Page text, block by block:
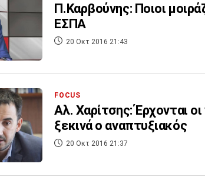
Π.Καρβούνης: Ποιοι
ΕΣΠΑ
20 Οκτ 2016 21:43
FOCUS
Αλ. Χαρίτσης: Έρχονται
ξεκινά ο αναπτυξιακός
20 Οκτ 2016 21:37